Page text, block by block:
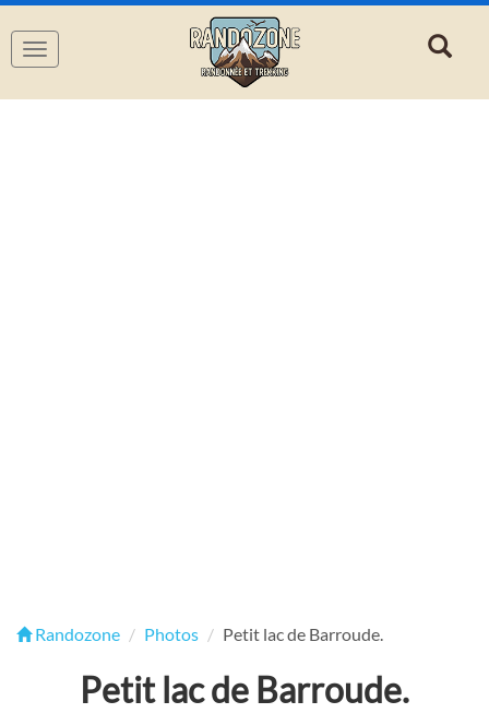
Navigation
Randozone Photos Petit lac de Barroude.
Petit lac de Barroude.